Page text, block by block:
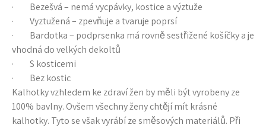
· Bezešvá – nemá vycpávky, kostice a výztuže
· Vyztužená – zpevňuje a tvaruje poprsí
· Bardotka – podprsenka má rovně sestřižené košíčky a je
vhodná do velkých dekoltů
· S kosticemi
· Bez kostic
Kalhotky vzhledem ke zdraví žen by měli být vyrobeny ze
100% bavlny. Ovšem všechny ženy chtějí mít krásné
kalhotky. Tyto se však vyrábí ze směsových materiálů. Při